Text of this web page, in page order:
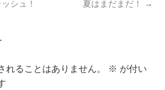
シュ！ 夏はまだまだ！ →
ることはありません。 ※ が付い